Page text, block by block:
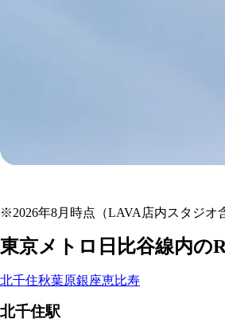
マシンピラティス
Rintosull店舗一覧
※2026年8月時点（LAVA店内スタジオ
東京メトロ日比谷線内の
北千住秋葉原銀座恵比寿
北千住駅